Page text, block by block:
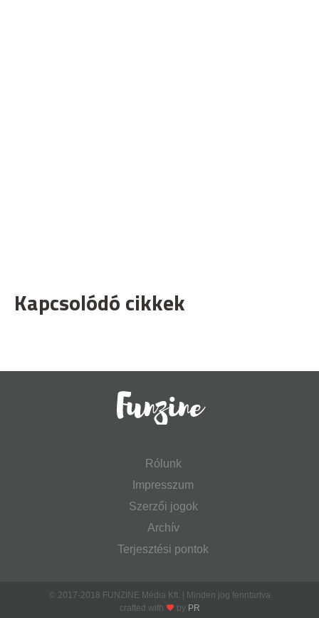
Kapcsolódó cikkek
Rólunk
Impresszum
Szerzői jogok
Archív
Terjesztési pontok
© 2017-2018 FUNZINE Média Kft. | Minden jog fenntartva
crafted with
by PR